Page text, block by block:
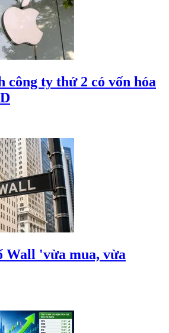
công ty thứ 2 có vốn hóa
Wall 'vừa mua, vừa